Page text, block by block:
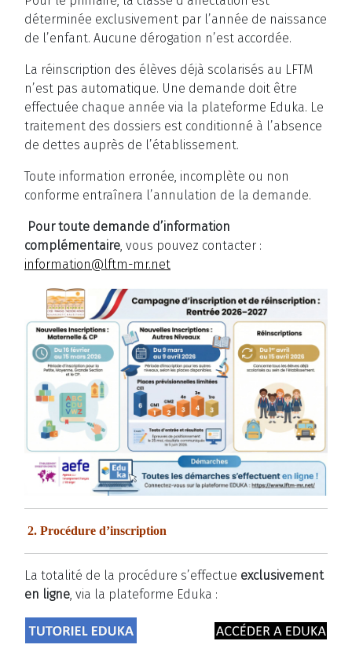
déterminée exclusivement par l’année de naissance
de l’enfant. Aucune dérogation n’est accordée.
La réinscription des élèves déjà scolarisés au LFTM
n’est pas automatique. Une demande doit être
effectuée chaque année via la plateforme Eduka. Le
traitement des dossiers est conditionné à l’absence
de dettes auprès de l’établissement.
Toute information erronée, incomplète ou non
conforme entraînera l’annulation de la demande.
Pour toute demande d’information
complémentaire, vous pouvez contacter :
information@lftm-mr.net
2. Procédure d’inscription
La totalité de la procédure s’effectue exclusivement
en ligne, via la plateforme Eduka :